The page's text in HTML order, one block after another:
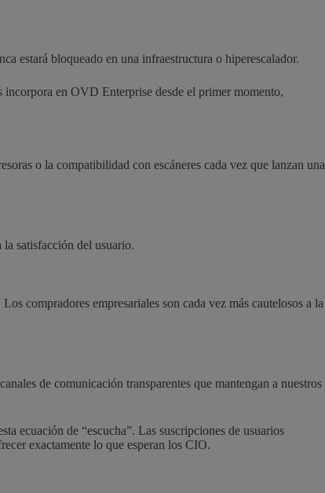
estará bloqueado en una infraestructura o hiperescalador.
incorpora en OVD Enterprise desde el primer momento,
o la compatibilidad con escáneres cada vez que lanzan una
satisfacción del usuario.
compradores empresariales son cada vez más cautelosos a la
de comunicación transparentes que mantengan a nuestros
ecuación de “escucha”. Las suscripciones de usuarios
exactamente lo que esperan los CIO.